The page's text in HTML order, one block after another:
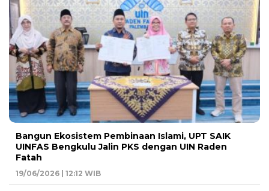
Bangun Ekosistem Pembinaan Islami, UPT SAIK
UINFAS Bengkulu Jalin PKS dengan UIN Raden
Fatah
19/06/2026 | 12:12 WIB